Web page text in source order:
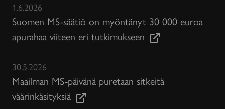
1.6.2026
Suomen MS-säätiö on myöntänyt 30 000 euroa
apurahaa viiteen eri tutkimukseen
30.5.2026
Maailman MS-päivänä puretaan sitkeitä
väärinkäsityksiä